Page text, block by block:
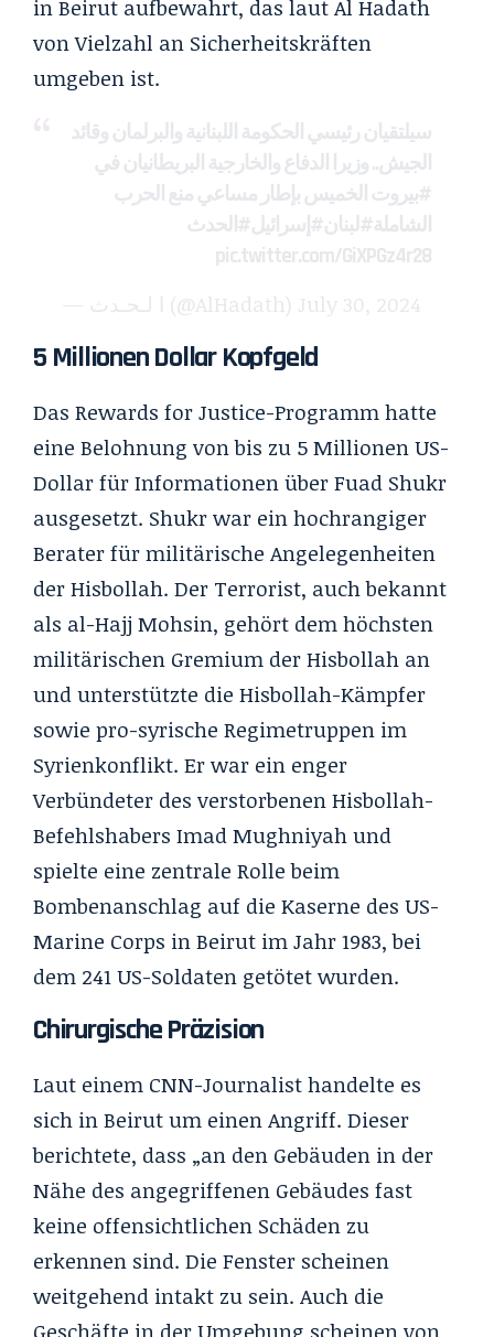
in Beirut aufbewahrt, das laut Al Hadath
von Vielzahl an Sicherheitskräften
umgeben ist.
سيلتقيان رئيسي الحكومة اللبنانية والبرلمان وقائد
الجيش.. وزيرا الدفاع والخارجية البريطانيان في
#بيروت الخميس بإطار مساعي منع الحرب
الشاملة#لبنان#إسرائيل#الحدث
pic.twitter.com/GiXPGz4r28
— ا لـحـدث (@AlHadath) July 30, 2024
5 Millionen Dollar Kopfgeld
Das Rewards for Justice-Programmhatte
eine Belohnung von bis zu 5 Millionen US-
Dollar für Informationen über Fuad Shukr
ausgesetzt. Shukr war ein hochrangiger
Berater für militärische Angelegenheiten
der Hisbollah. Der Terrorist, auch bekannt
als al-Hajj Mohsin, gehört dem höchsten
militärischen Gremium der Hisbollah an
und unterstützte die Hisbollah-Kämpfer
sowie pro-syrische Regimetruppen im
Syrienkonflikt. Er war ein enger
Verbündeter des verstorbenen Hisbollah-
Befehlshabers Imad Mughniyah und
spielte eine zentrale Rolle beim
Bombenanschlag auf die Kaserne des US-
Marine Corps in Beirut im Jahr 1983, bei
dem 241 US-Soldaten getötet wurden.
Chirurgische Präzision
Laut einem CNN-Journalist handelte es
sich in Beirut um einen Angriff. Dieser
berichtete, dass „an den Gebäuden in der
Nähe des angegriffenen Gebäudes fast
keine offensichtlichen Schäden zu
erkennen sind. Die Fenster scheinen
weitgehend intakt zu sein. Auch die